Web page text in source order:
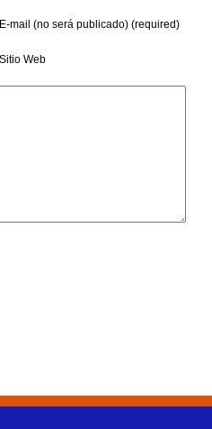
E-mail (no será publicado) (required)
Sitio Web